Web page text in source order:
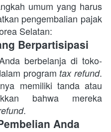
umum yang harus
pengembalian pajak
Selatan:
Berpartisipasi
berbelanja di toko-
program tax refund.
memiliki tanda atau
bahwa mereka
.
Anda